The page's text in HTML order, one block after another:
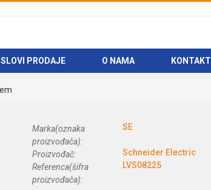
PRODAJE O NAMA KONTAKT
Marka(oznaka
proizvođača):
SE
Proizvođač:
Schneider Electric
Referenca(šifra
proizvođača):
LVS08225